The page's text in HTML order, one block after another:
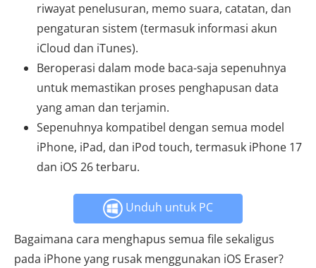
riwayat penelusuran, memo suara, catatan, dan
pengaturan sistem (termasuk informasi akun
iCloud dan iTunes).
Beroperasi dalam mode baca-saja sepenuhnya
untuk memastikan proses penghapusan data
yang aman dan terjamin.
Sepenuhnya kompatibel dengan semua model
iPhone, iPad, dan iPod touch, termasuk iPhone 17
dan iOS 26 terbaru.
Unduh untuk PC
Bagaimana cara menghapus semua file sekaligus
pada iPhone yang rusak menggunakan iOS Eraser?